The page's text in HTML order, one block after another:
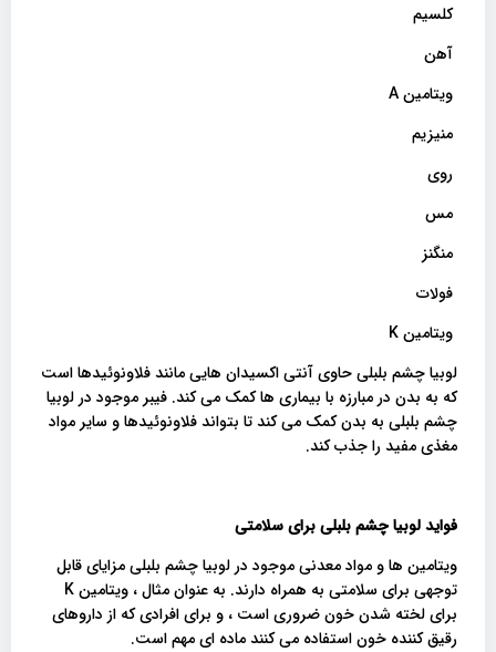
کلسیم
آهن
ویتامین A
منیزیم
روی
مس
منگنز
فولات
ویتامین K
لوبیا چشم بلبلی حاوی آنتی اکسیدان هایی مانند فلاونوئیدها است
که به بدن در مبارزه با بیماری ها کمک می کند. فیبر موجود در لوبیا
چشم بلبلی به بدن کمک می کند تا بتواند فلاونوئیدها و سایر مواد
مغذی مفید را جذب کند.
فواید لوبیا چشم بلبلی برای سلامتی
ویتامین ها و مواد معدنی موجود در لوبیا چشم بلبلی مزایای قابل
توجهی برای سلامتی به همراه دارند. به عنوان مثال ، ویتامین K
برای لخته شدن خون ضروری است ، و برای افرادی که از داروهای
رقیق کننده خون استفاده می کنند ماده ای مهم است.